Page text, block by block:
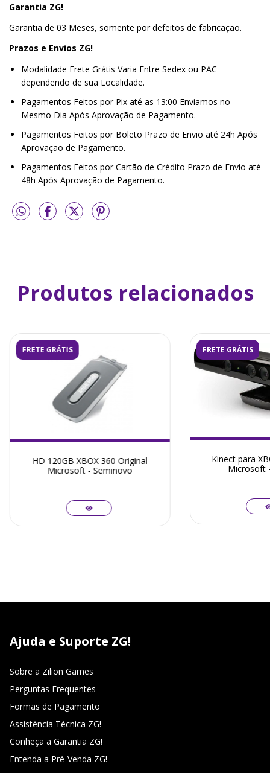
Garantia ZG!
Garantia de 03 Meses, somente por defeitos de fabricação.
Prazos e Envios ZG!
Modalidade Frete Grátis Varia Entre Sedex ou PAC
dependendo de sua Localidade.
Pagamentos Feitos por Pix até as 13:00 Enviamos no
Mesmo Dia Após Aprovação de Pagamento.
Pagamentos Feitos por Boleto Prazo de Envio até 24h Após
Aprovação de Pagamento.
Pagamentos Feitos por Cartão de Crédito Prazo de Envio até
48h Após Aprovação de Pagamento.
Produtos relacionados
FRETE GRÁTIS
HD 120GB XBOX 360 Original
Microsoft - Seminovo
FRETE GRÁTIS
Kinect para
Microsoft
Ajuda e Suporte ZG!
Sobre a Zilion Games
Perguntas Frequentes
Formas de Pagamento
Assistência Técnica ZG!
Conheça a Garantia ZG!
Entenda a Pré-Venda ZG!